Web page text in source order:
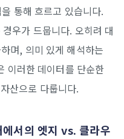
통해 흐르고 있습니다.
우가 드뭅니다. 오히려 대
며, 의미 있게 해석하는
이러한 데이터를 단순한
산으로 다룹니다.
서의 엣지 vs. 클라우